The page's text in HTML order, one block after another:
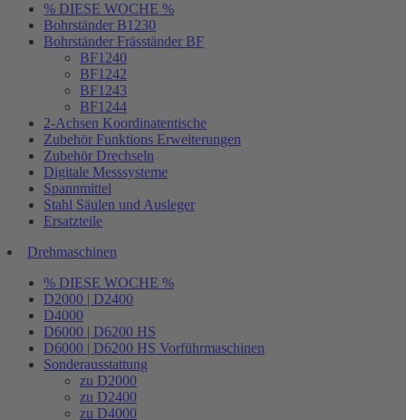
% DIESE WOCHE %
Bohrständer B1230
Bohrständer Fräsständer BF
BF1240
BF1242
BF1243
BF1244
2-Achsen Koordinatentische
Zubehör Funktions Erweiterungen
Zubehör Drechseln
Digitale Messsysteme
Spannmittel
Stahl Säulen und Ausleger
Ersatzteile
Drehmaschinen
% DIESE WOCHE %
D2000 | D2400
D4000
D6000 | D6200 HS
D6000 | D6200 HS Vorführmaschinen
Sonderausstattung
zu D2000
zu D2400
zu D4000